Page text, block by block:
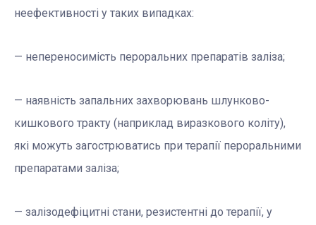
неефективності у таких випадках:
— непереносимість пероральних препаратів заліза;
— наявність запальних захворювань шлунково-
кишкового тракту (наприклад виразкового коліту),
які можуть загострюватись при терапії пероральними
препаратами заліза;
— залізодефіцитні стани, резистентні до терапії, у